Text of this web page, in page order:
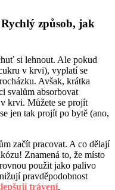
způsob, jak
si lehnout. Ale pokud
v krvi), vyplatí se
Avšak, krátka
svalům absorbovat
krvi. Můžete se projít
jen tak projít po bytě (ano,
začít pracovat. A co dělají
Znamená to, že místo
použit jako palivo
pravděpodobnost
trávení.